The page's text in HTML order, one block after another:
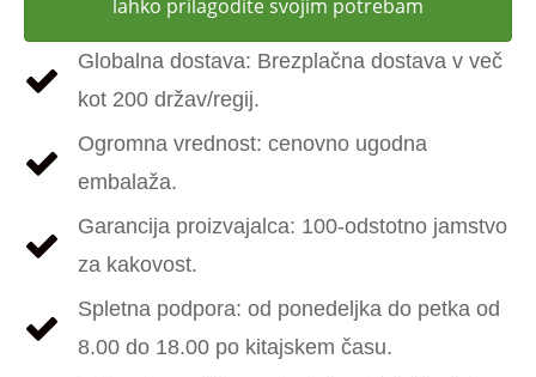
lahko prilagodite svojim potrebam
Globalna dostava: Brezplačna dostava v več
kot 200 držav/regij.
Ogromna vrednost: cenovno ugodna
embalaža.
Garancija proizvajalca: 100-odstotno jamstvo
za kakovost.
Spletna podpora: od ponedeljka do petka od
8.00 do 18.00 po kitajskem času.